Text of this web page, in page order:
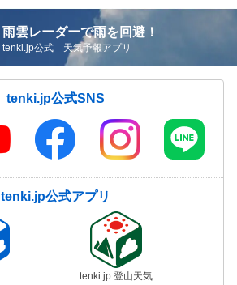
雨雲レーダーで雨を回避！
tenki.jp公式 天気予報アプリ
tenki.jp公式SNS
tenki.jp公式アプリ
tenki.jp 登山天気